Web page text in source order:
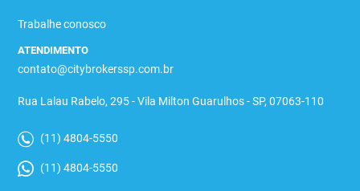
Trabalhe conosco
ATENDIMENTO
contato@citybrokerssp.com.br
Rua Lalau Rabelo, 295 - Vila Milton Guarulhos - SP, 07063-110
(11) 4804-5550
(11) 4804-5550